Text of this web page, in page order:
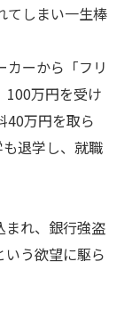
てしまい一生棒
カーから「フリ
100万円を受け
40万円を取ら
退学し、就職
まれ、銀行強盗
う欲望に駆ら